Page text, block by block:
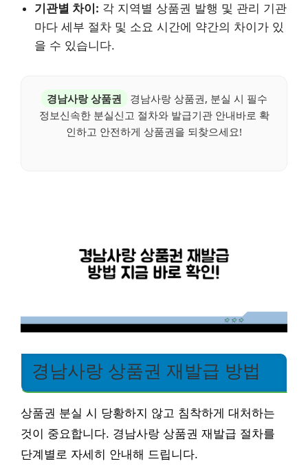
기관별 차이: 각 지역별 상품권 발행 및 관리 기관
마다 세부 절차 및 소요 시간에 약간의 차이가 있
을 수 있습니다.
경남사랑 상품권
경남사랑 상품권, 분실 시 필수
정보신속한 분실신고 절차와 발급기관 안내바로 확
인하고 안전하게 상품권을 되찾으세요!
경남사랑 상품권 재발급 방법
상품권 분실 시 당황하지 않고 침착하게 대처하는
것이 중요합니다. 경남사랑 상품권 재발급 절차를
단계별로 자세히 안내해 드립니다.